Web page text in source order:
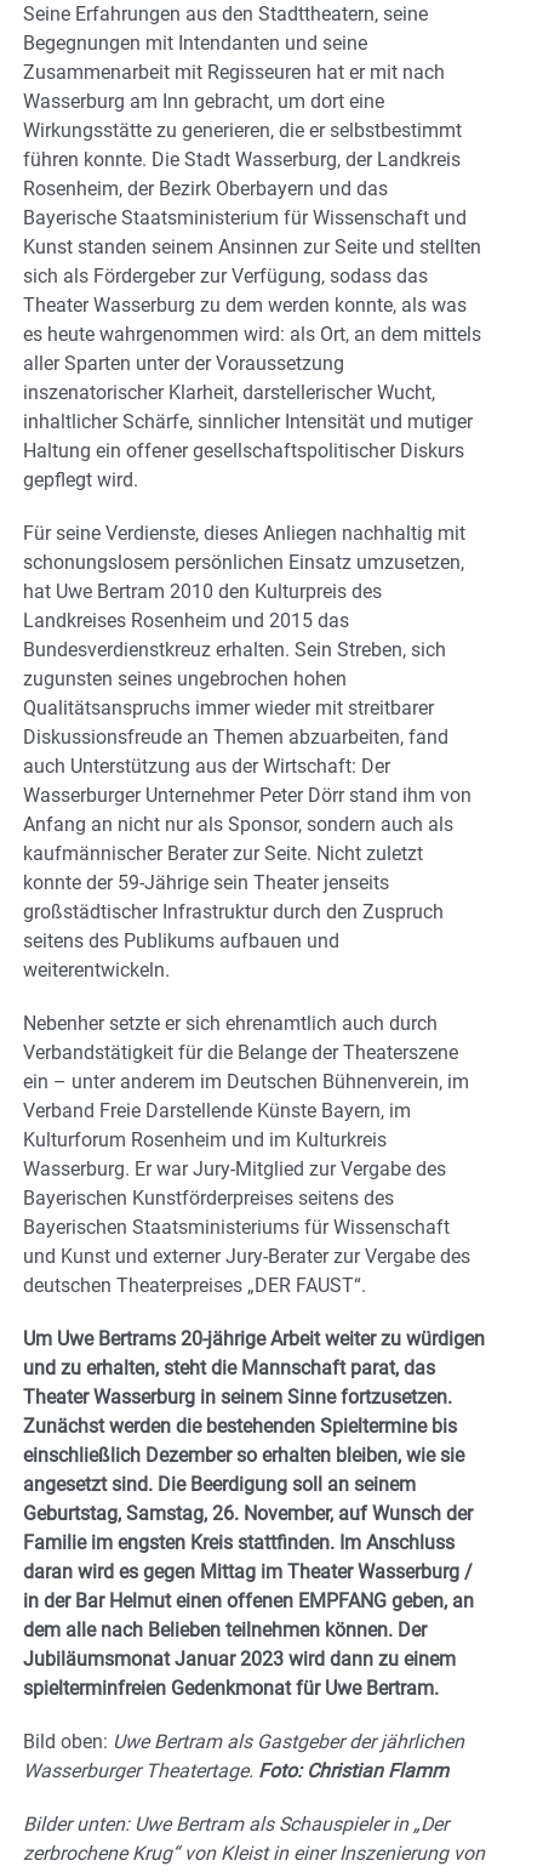
Seine Erfahrungen aus den Stadttheatern, seine
Begegnungen mit Intendanten und seine
Zusammenarbeit mit Regisseuren hat er mit nach
Wasserburg am Inn gebracht, um dort eine
Wirkungsstätte zu generieren, die er selbstbestimmt
führen konnte. Die Stadt Wasserburg, der Landkreis
Rosenheim, der Bezirk Oberbayern und das
Bayerische Staatsministerium für Wissenschaft und
Kunst standen seinem Ansinnen zur Seite und stellten
sich als Fördergeber zur Verfügung, sodass das
Theater Wasserburg zu dem werden konnte, als was
es heute wahrgenommen wird: als Ort, an dem mittels
aller Sparten unter der Voraussetzung
inszenatorischer Klarheit, darstellerischer Wucht,
inhaltlicher Schärfe, sinnlicher Intensität und mutiger
Haltung ein offener gesellschaftspolitischer Diskurs
gepflegt wird.
Für seine Verdienste, dieses Anliegen nachhaltig mit
schonungslosem persönlichen Einsatz umzusetzen,
hat Uwe Bertram 2010 den Kulturpreis des
Landkreises Rosenheim und 2015 das
Bundesverdienstkreuz erhalten. Sein Streben, sich
zugunsten seines ungebrochen hohen
Qualitätsanspruchs immer wieder mit streitbarer
Diskussionsfreude an Themen abzuarbeiten, fand
auch Unterstützung aus der Wirtschaft: Der
Wasserburger Unternehmer Peter Dörr stand ihm von
Anfang an nicht nur als Sponsor, sondern auch als
kaufmännischer Berater zur Seite. Nicht zuletzt
konnte der 59-Jährige sein Theater jenseits
großstädtischer Infrastruktur durch den Zuspruch
seitens des Publikums aufbauen und
weiterentwickeln.
Nebenher setzte er sich ehrenamtlich auch durch
Verbandstätigkeit für die Belange der Theaterszene
ein – unter anderem im Deutschen Bühnenverein, im
Verband Freie Darstellende Künste Bayern, im
Kulturforum Rosenheim und im Kulturkreis
Wasserburg. Er war Jury-Mitglied zur Vergabe des
Bayerischen Kunstförderpreises seitens des
Bayerischen Staatsministeriums für Wissenschaft
und Kunst und externer Jury-Berater zur Vergabe des
deutschen Theaterpreises „DER FAUST“.
Um Uwe Bertrams 20-jährige Arbeit weiter zu würdigen
und zu erhalten, steht die Mannschaft parat, das
Theater Wasserburg in seinem Sinne fortzusetzen.
Zunächst werden die bestehenden Spieltermine bis
einschließlich Dezember so erhalten bleiben, wie sie
angesetzt sind. Die Beerdigung soll an seinem
Geburtstag, Samstag, 26. November, auf Wunsch der
Familie im engsten Kreis stattfinden. Im Anschluss
daran wird es gegen Mittag im Theater Wasserburg /
in der Bar Helmut einen offenen EMPFANG geben, an
dem alle nach Belieben teilnehmen können. Der
Jubiläumsmonat Januar 2023 wird dann zu einem
spielterminfreien Gedenkmonat für Uwe Bertram.
Bild oben: Uwe Bertram als Gastgeber der jährlichen
Wasserburger Theatertage. Foto: Christian Flamm
Bilder unten: Uwe Bertram als Schauspieler in „Der
zerbrochene Krug“ von Kleist in einer Inszenierung von